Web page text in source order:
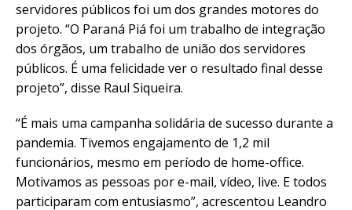
servidores públicos foi um dos grandes motores do
projeto. “O Paraná Piá foi um trabalho de integração
dos órgãos, um trabalho de união dos servidores
públicos. É uma felicidade ver o resultado final desse
projeto”, disse Raul Siqueira.
“É mais uma campanha solidária de sucesso durante a
pandemia. Tivemos engajamento de 1,2 mil
funcionários, mesmo em período de home-office.
Motivamos as pessoas por e-mail, vídeo, live. E todos
participaram com entusiasmo”, acrescentou Leandro